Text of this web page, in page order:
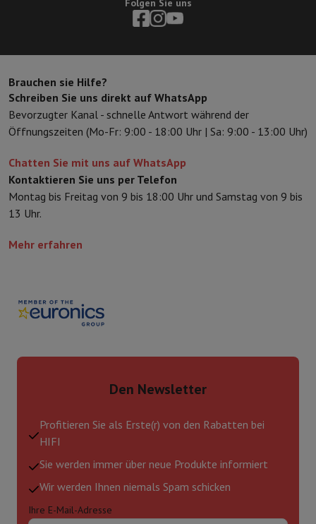
Folgen Sie uns
Brauchen sie Hilfe?
Schreiben Sie uns direkt auf WhatsApp
Bevorzugter Kanal - schnelle Antwort während der
Öffnungszeiten (Mo-Fr: 9:00 - 18:00 Uhr | Sa: 9:00 - 13:00 Uhr)
Chatten Sie mit uns auf WhatsApp
Kontaktieren Sie uns per Telefon
Montag bis Freitag von 9 bis 18:00 Uhr und Samstag von 9 bis
13 Uhr.
Mehr erfahren
Den Newsletter
Profitieren Sie als Erste(r) von den Rabatten bei
HIFI
Sie werden immer über neue Produkte informiert
Wir werden Ihnen niemals Spam schicken
Ihre E-Mail-Adresse